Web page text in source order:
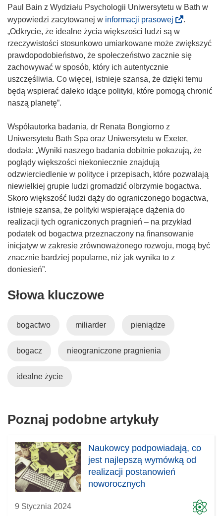
Paul Bain z Wydziału Psychologii Uniwersytetu w Bath w
wypowiedzi zacytowanej w informacji prasowej
o
d
n
ś
n
t
w
r
z
y
s
i
ę
w
n
.
„Odkrycie, że idealne życia większości ludzi są w
rzeczywistości stosunkowo umiarkowane może zwiększyć
prawdopodobieństwo, że społeczeństwo zacznie się
zachowywać w sposób, który ich autentycznie
uszczęśliwia. Co więcej, istnieje szansa, że dzięki temu
będą wspierać daleko idące polityki, które pomogą chronić
naszą planetę”.
Współautorka badania, dr Renata Bongiorno z
Uniwersytetu Bath Spa oraz Uniwersytetu w Exeter,
dodała: „Wyniki naszego badania dobitnie pokazują, że
poglądy większości niekoniecznie znajdują
odzwierciedlenie w polityce i przepisach, które pozwalają
niewielkiej grupie ludzi gromadzić olbrzymie bogactwa.
Skoro większość ludzi dąży do ograniczonego bogactwa,
istnieje szansa, że polityki wspierające dążenia do
realizacji tych ograniczonych pragnień – na przykład
podatek od bogactwa przeznaczony na finansowanie
inicjatyw w zakresie zrównoważonego rozwoju, mogą być
znacznie bardziej popularne, niż jak wynika to z
doniesień”.
Słowa kluczowe
bogactwo miliarder pieniądze
bogacz nieograniczone pragnienia
idealne życie
Poznaj podobne artykuły
Naukowcy podpowiadają, co
jest najlepszą wymówką od
realizacji postanowień
noworocznych
9 Stycznia 2024